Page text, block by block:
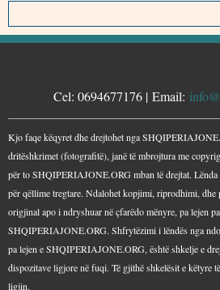
Cel: 0694677176 | Email:
Kjo faqe këqyret dhe drejtohet nga
dritëshkrimet (fotografitë), janë të mbrojtura me
për to SHQIPERIAJONE.ORG mban të drejtat. Lënda
për qëllime tregtare. Ndalohet kopjimi, riprodhimi,
origjinal apo i ndryshuar në çfarëdo mënyre, pa lejen
SHQIPERIAJONE.ORG. Shfrytëzimi i lëndës nga
pa lejen e SHQIPERIAJONE.ORG, është shkelje e
dispozitave ligjore në fuqi. Të gjithë shkelësit e këtyre
ligjin.